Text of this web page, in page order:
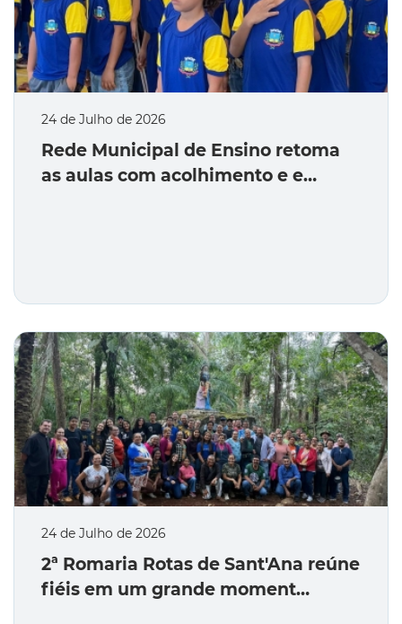
24 de Julho de 2026
Rede Municipal de Ensino retoma
as aulas com acolhimento e e…
24 de Julho de 2026
2ª Romaria Rotas de Sant'Ana reúne
fiéis em um grande moment…